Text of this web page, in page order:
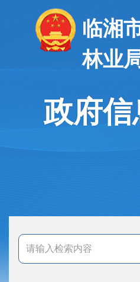
临湘
林业
政府